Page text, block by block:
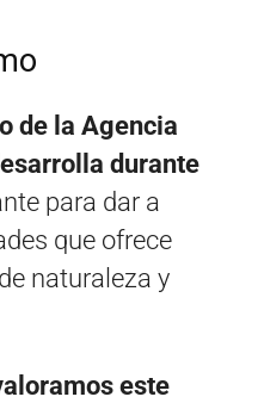
de la Agencia
durante
para dar a
que ofrece
naturaleza y
este